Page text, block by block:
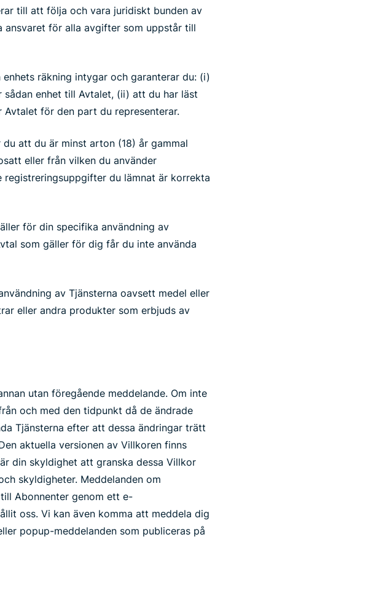
till att följa och vara juridiskt bunden av
ansvaret för alla avgifter som uppstår till
räkning intygar och garanterar du: (i)
enhet till Avtalet, (ii) att du har läst
för den part du representerar.
att du är minst arton (18) år gammal
eller från vilken du använder
du lämnat är korrekta
för din specifika användning av
som gäller för dig får du inte använda
av Tjänsterna oavsett medel eller
eller andra produkter som erbjuds av
utan föregående meddelande. Om inte
och med den tidpunkt då de ändrade
Tjänsterna efter att dessa ändringar trätt
aktuella versionen av Villkoren finns
din skyldighet att granska dessa Villkor
skyldigheter. Meddelanden om
Abonnenter genom ett e-
oss. Vi kan även komma att meddela dig
popup-meddelanden som publiceras på